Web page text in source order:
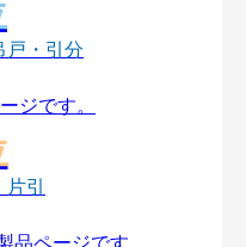
戸・引分
片引